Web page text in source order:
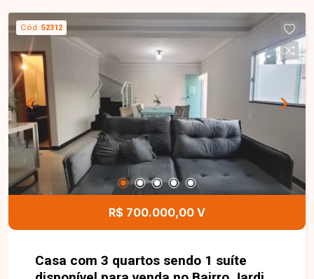
sendo composta por sala espaçosa, cozinha com
armários, área de serviço com armário, banheiro
social e 4 quartos com guarda-roupas. O imóvel
conta com 2 suítes, sendo duas delas em estilo
suíte compartilhada e uma suíte com banheira,
proporcionando mais conforto e privacidade para
toda a família. Na área externa, o destaque fica
por conta do espaço de lazer completo, que
oferece piscina, churrasqueira, ducha e banheiro
de apoio, ideal para reunir amigos e familiares
em momentos especiais. O imóvel dispõe ainda
de 2 vagas de garagem. Uma excelente
oportunidade para quem busca um imóvel amplo,
Cód. 52312
R$ 700.000,00 V
Casa com 3 quartos sendo 1 suíte